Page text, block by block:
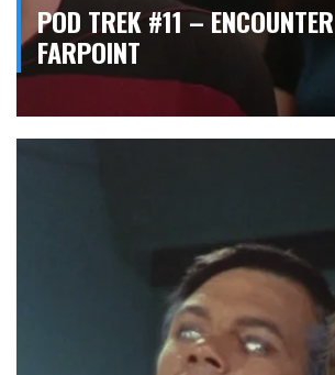
POD TREK #11 –
FARPOINT